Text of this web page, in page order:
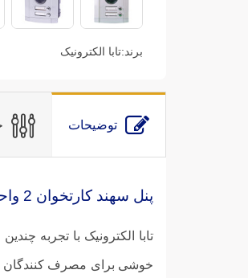
برند:تابا الکترونیک
توضیحات
پنل سهند کارتخوان 2 واحدی TVD-1860CR
تابا الکترونیک با تجربه
خوشی برای مصرف کنندگان